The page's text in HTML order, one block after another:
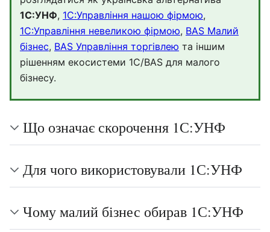
1С:УНФ, 1С:Управління нашою фірмою,
1С:Управління невеликою фірмою, BAS Малий
бізнес, BAS Управління торгівлею та іншим
рішенням екосистеми 1С/BAS для малого
бізнесу.
Що означає скорочення 1С:УНФ
Для чого використовували 1С:УНФ
Чому малий бізнес обирав 1С:УНФ